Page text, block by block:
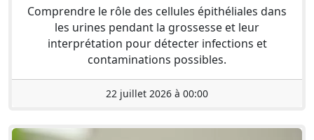
Comprendre le rôle des cellules épithéliales dans
les urines pendant la grossesse et leur
interprétation pour détecter infections et
contaminations possibles.
22 juillet 2026 à 00:00